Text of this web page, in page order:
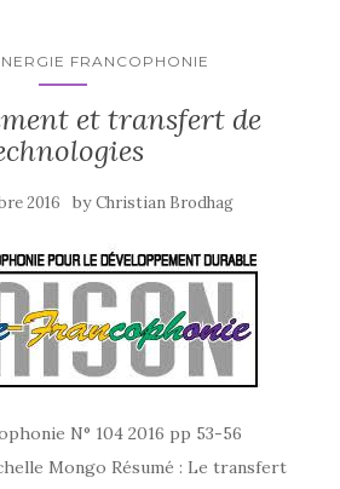
FRANCOPHONIE
et transfert de
2016 byChristian Brodhag
N° 104 2016 pp 53-56
Mongo Résumé : Le transfert